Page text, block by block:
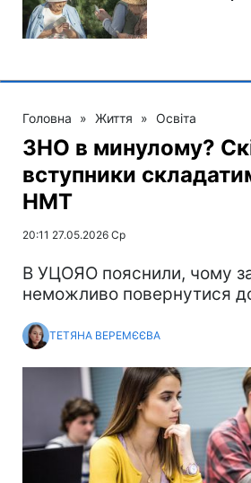
Головна » Життя » Освіта
ЗНО в минулому?
вступники
НМТ
20:11 27.05.2026 Ср
В УЦОЯО пояснили, чому
неможливо повернутися
ТЕТЯНА ВЕРЕМЄЄВА